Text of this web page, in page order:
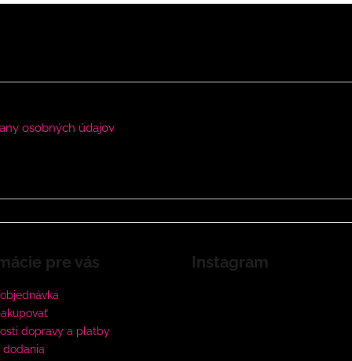
osobných údajov
pre vás
dopravy a platby
dodania
Instagram